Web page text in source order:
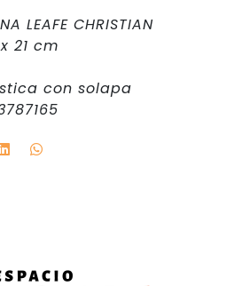
LEAFE CHRISTIAN
21 cm
con solapa